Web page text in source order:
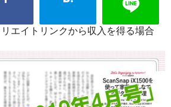
エイトリンクから収入を得る場合